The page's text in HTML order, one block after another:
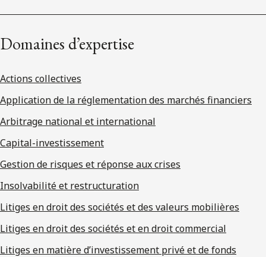
Domaines d’expertise
Actions collectives
Application de la réglementation des marchés financiers
Arbitrage national et international
Capital-investissement
Gestion de risques et réponse aux crises
Insolvabilité et restructuration
Litiges en droit des sociétés et des valeurs mobilières
Litiges en droit des sociétés et en droit commercial
Litiges en matière d’investissement privé et de fonds